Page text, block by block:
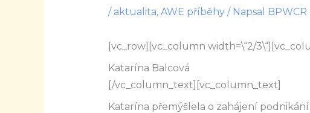
/ aktualita, AWE příběhy/ Napsal BPWCR
[vc_row][vc_column width=\“2/
Katarína Balcová
[/vc_column_text][vc_column_text]
Katarína přemýšlela o zahájení